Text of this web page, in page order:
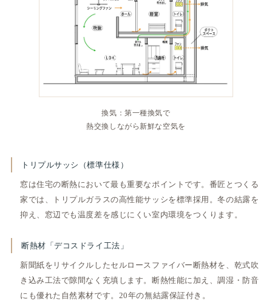
換気：第一種換気で
熱交換しながら新鮮な空気を
トリプルサッシ（標準仕様）
窓は住宅の断熱において最も重要なポイントです。番匠とつくる
家では、トリプルガラスの高性能サッシを標準採用。冬の結露を
抑え、窓辺でも温度差を感じにくい室内環境をつくります。
断熱材「デコスドライ工法」
新聞紙をリサイクルしたセルロースファイバー断熱材を、乾式吹
き込み工法で隙間なく充填します。断熱性能に加え、調湿・防音
にも優れた自然素材です。20年の無結露保証付き。